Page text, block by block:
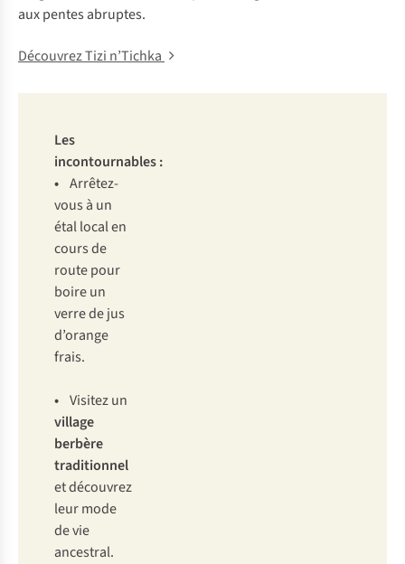
aux pentes abruptes.
Découvrez Tizi n’Tichka
Les
incontournables :
• Arrêtez-
vous à un
étal local en
cours de
route pour
boire un
verre de jus
d’orange
frais.
• Visitez un
village
berbère
traditionnel
et découvrez
leur mode
de vie
ancestral.